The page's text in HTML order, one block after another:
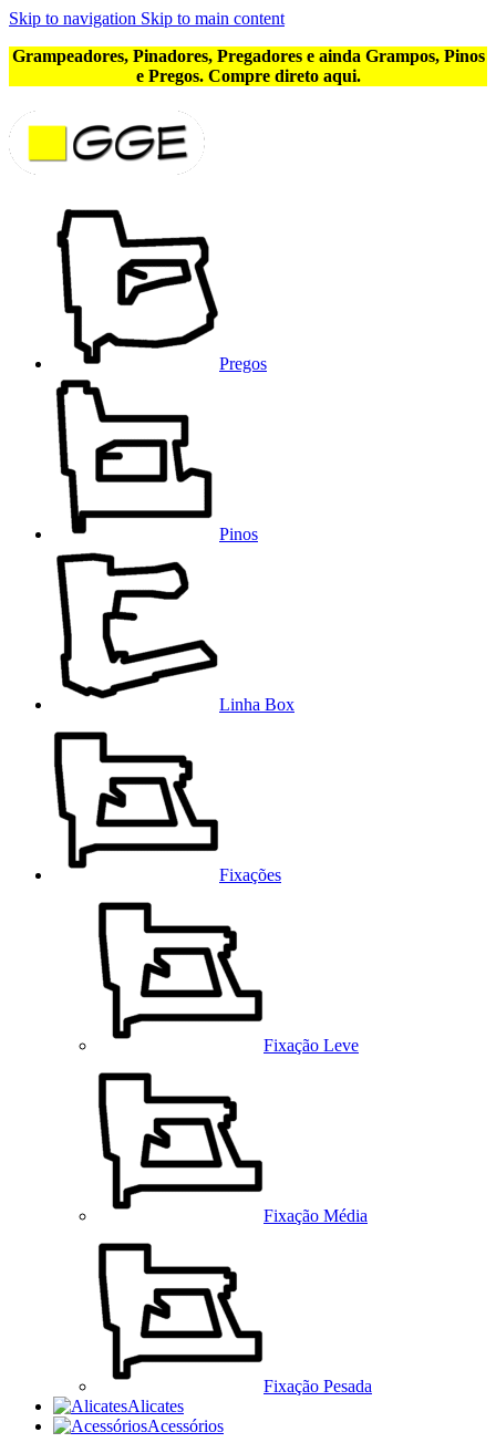
Skip to navigation Skip to main content
Grampeadores, Pinadores, Pregadores e ainda Grampos, Pinos
e Pregos. Compre direto aqui.
Pregos
Pinos
Linha Box
Fixações
Fixação Leve
Fixação Média
Fixação Pesada
Alicates
Acessórios